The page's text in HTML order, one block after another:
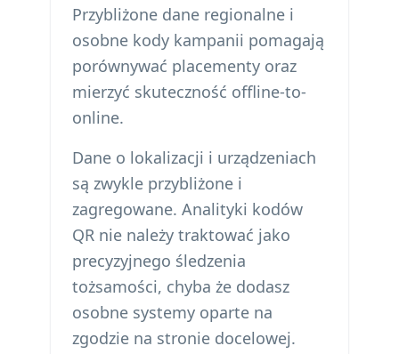
Przybliżone dane regionalne i
osobne kody kampanii pomagają
porównywać placementy oraz
mierzyć skuteczność offline-to-
online.
Dane o lokalizacji i urządzeniach
są zwykle przybliżone i
zagregowane. Analityki kodów
QR nie należy traktować jako
precyzyjnego śledzenia
tożsamości, chyba że dodasz
osobne systemy oparte na
zgodzie na stronie docelowej.